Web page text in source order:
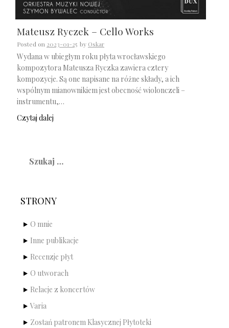
Mateusz Ryczek – Cello Works
Posted on 2023-01-25 by Oskar
Wydana w ubiegłym roku płyta wrocławskiego
kompozytora Mateusza Ryczka zawiera cztery
kompozycje. Są one napisane na różne składy, a ich
wspólnym mianownikiem jest obecność wiolonczeli –
instrumentu,…
Czytaj dalej
STRONY
O mnie
Inne publikacje
Recenzje płyt
O utworach
Relacje z koncertów
Varia
Zostań patronem Klasycznej Płytoteki